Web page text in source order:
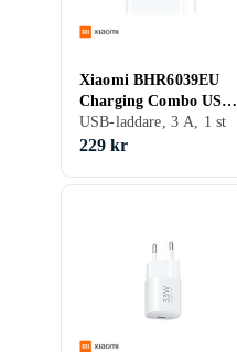
Xiaomi BHR6039EU
Charging Combo USB-
A 33W
USB-laddare, 3 A, 1 st
229 kr